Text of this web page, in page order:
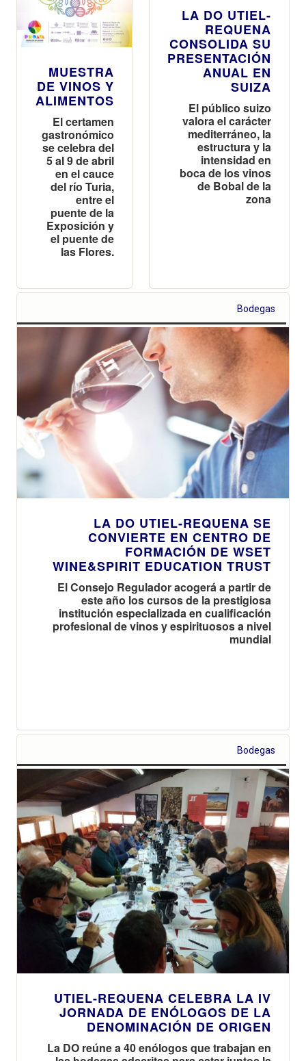
MUESTRA
DE VINOS Y
ALIMENTOS
El certamen
gastronómico
se celebra del
5 al 9 de abril
en el cauce
del río Turia,
entre el
puente de la
Exposición y
el puente de
las Flores.
LA DO UTIEL-
REQUENA
CONSOLIDA SU
PRESENTACIÓN
ANUAL EN
SUIZA
El público suizo
valora el carácter
mediterráneo, la
estructura y la
intensidad en
boca de los vinos
de Bobal de la
zona
Bodegas
LA DO UTIEL-REQUENA SE
CONVIERTE EN CENTRO DE
FORMACIÓN DE WSET
WINE&SPIRIT EDUCATION TRUST
El Consejo Regulador acogerá a partir de
este año los cursos de la prestigiosa
institución especializada en cualificación
profesional de vinos y espirituosos a nivel
mundial
Bodegas
UTIEL-REQUENA CELEBRA LA IV
JORNADA DE ENÓLOGOS DE LA
DENOMINACIÓN DE ORIGEN
La DO reúne a 40 enólogos que trabajan en